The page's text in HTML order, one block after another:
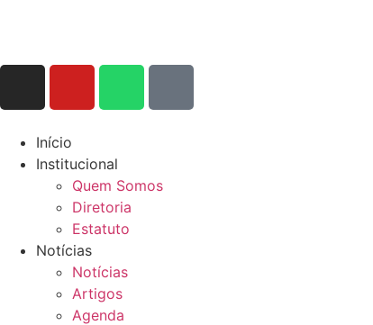
Início
Institucional
Quem Somos
Diretoria
Estatuto
Notícias
Notícias
Artigos
Agenda